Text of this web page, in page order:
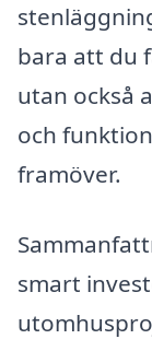
bara att du
utan också
och
framöver.
smart